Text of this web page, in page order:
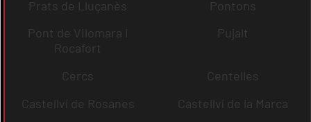
Prats de Lluçanès
Pontons
Pont de Vilomara i
Rocafort
Pujalt
Cercs
Centelles
Castellví de Rosanes
Castellví de la Marca